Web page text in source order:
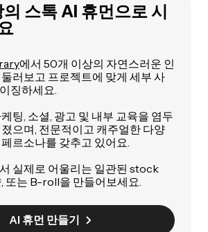
스톡 AI 휴먼으로 시
에서 50개 이상의 자연스러운 인
러보고 프로젝트에 맞게 세부 사
징하세요.
팅, 소셜, 광고 및 내부 교육을 염두
으며, 전문적이고 캐주얼한 다양
르소나를 갖추고 있어요.
실제로 어울리는 일관된 stock
또는 B-roll을 만들어보세요.
AI 휴먼 만들기